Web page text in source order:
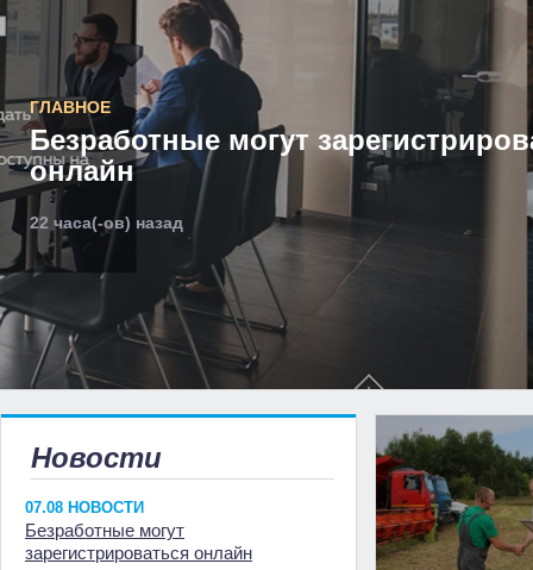
ГЛАВНОЕ
Безработные могут
онлайн
22 часа(-ов) назад
Новости
07.08 НОВОСТИ
Безработные могут
зарегистрироваться онлайн